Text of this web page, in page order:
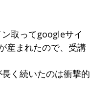
コにオススメの靴
取ってgoogleサイ
産まれたので、受講
く続いたのは衝撃的